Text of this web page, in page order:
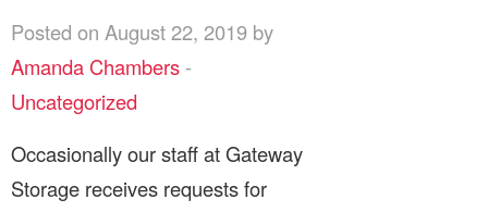
Posted on August 22, 2019 by
Amanda Chambers -
Uncategorized
Occasionally our staff at Gateway
Storage receives requests for